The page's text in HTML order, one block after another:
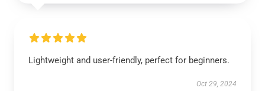
Lightweight and user-friendly, perfect for beginners.
Oct 29, 2024